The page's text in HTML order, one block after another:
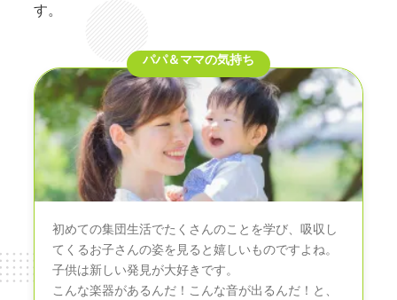
す。
パパ＆ママの気持ち
初めての集団生活でたくさんのことを学び、吸収し
てくるお子さんの姿を見ると嬉しいものですよね。
子供は新しい発見が大好きです。
こんな楽器があるんだ！こんな音が出るんだ！と、